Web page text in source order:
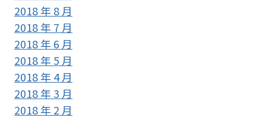
2018 年 8 月
2018 年 7 月
2018 年 6 月
2018 年 5 月
2018 年 4 月
2018 年 3 月
2018 年 2 月